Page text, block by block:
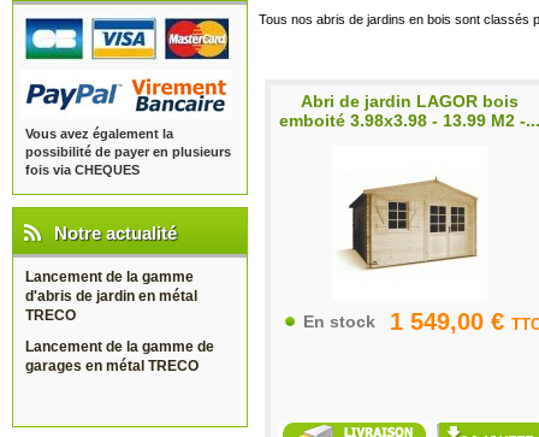
Vous avez également la
possibilité de payer en plusieurs
fois via CHEQUES
Notre actualité
Lancement de la gamme
d'abris de jardin en métal
TRECO
Lancement de la gamme de
garages en métal TRECO
Tous nos abris de jardins en bois sont classés
Abri de jardin LAGOR bois
emboité 3.98x3.98 - 13.99 M2 -...
1 549,00 €
En stock